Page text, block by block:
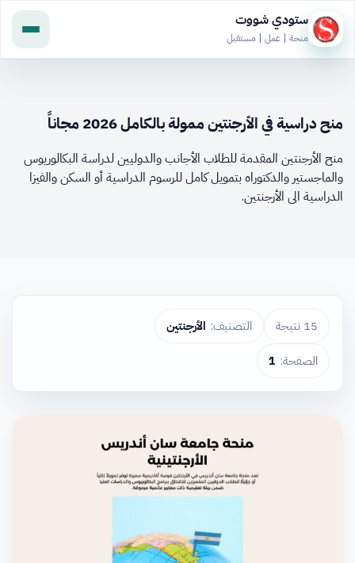
ستودي شووت
منحة | عمل | مستقبل
منح دراسية في الأرجنتين ممولة بالكامل 2026 مجاناً
منح الأرجنتين المقدمة للطلاب الأجانب والدوليين لدراسة البكالوريوس
والماجستير والدكتوراه بتمويل كامل للرسوم الدراسية أو السكن والفيزا
الدراسية الى الأرجنتين.
15 نتيجة التصنيف: الأرجنتين
الصفحة: 1